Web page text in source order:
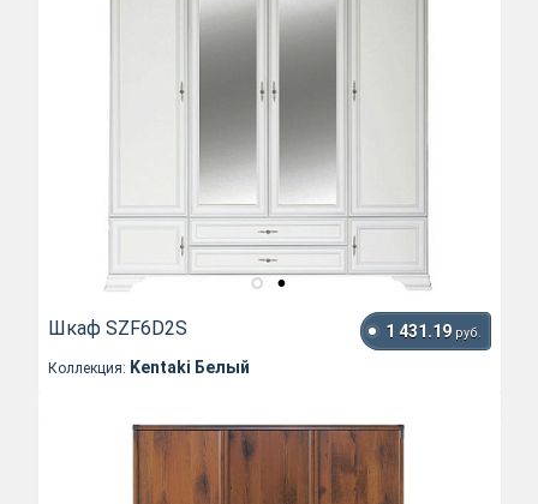
Шкаф SZF6D2S 1 431.19 руб.
Коллекция: Kentaki Белый